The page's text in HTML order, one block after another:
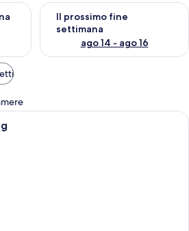
questo fine settimana, ago 7 - ago
Il prossimo fine
settimana
ago 14 - ago 16
Verifica la disponibilità per il
Camera d'albergo con un ampio